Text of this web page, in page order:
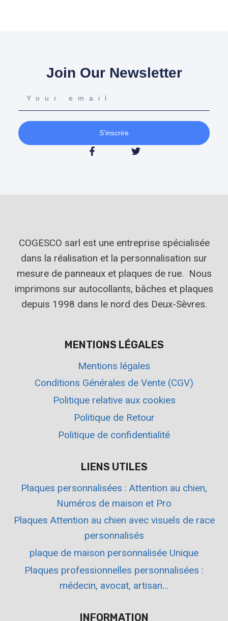
Join Our Newsletter
S'inscrire
COGESCO sarl est une entreprise spécialisée
dans la réalisation et la personnalisation sur
mesure de panneaux et plaques de rue. Nous
imprimons sur autocollants, bâches et plaques
depuis 1998 dans le nord des Deux-Sèvres.
MENTIONS LÉGALES
Mentions légales
Conditions Générales de Vente (CGV)
Politique relative aux cookies
Politique de Retour
Politique de confidentialité
LIENS UTILES
Plaques personnalisées : Attention au chien,
Numéros de maison et Pro
Plaques Attention au chien avec visuels de race
personnalisés
plaque de maison personnalisée Unique
Plaques professionnelles personnalisées :
médecin, avocat, artisan…
INFORMATION